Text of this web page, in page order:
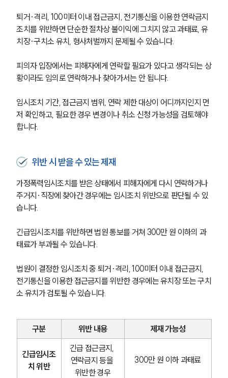
그룹소개
글로벌 파트너 로펌
고객의 소리
통합검색
AI대륜
형사 주요 업무사례
사례분석/최신동향
법률지식인
형사소송·상담후기
형사그룹 업무
전체
퇴거·격리, 100미터 이내 접근금지, 전기통신을 이용한 연락금지
조치를 위반하면 단순한 절차상 불이익에 그치지 않고 과태료, 유
치장·구치소 유치, 형사처벌까지 문제될 수 있습니다.
피의자 입장에서는 피해자에게 연락할 필요가 있다고 생각되는 상
황이라도 임의로 연락하거나 찾아가서는 안 됩니다.
임시조치 기간, 접근금지 범위, 연락 제한 대상이 어디까지인지 먼
저 확인하고, 필요한 경우 변경이나 취소 신청 가능성을 검토해야
합니다.
위반 시 받을 수 있는 제재
가정폭력임시조치를 받은 상태에서 피해자에게 다시 연락하거나
주거지·직장에 찾아간 경우에는 임시조치 위반으로 판단될 수 있
습니다.
긴급임시조치를 위반하면 법원 통보를 거쳐 300만 원 이하의 과
태료가 부과될 수 있습니다.
법원이 결정한 임시조치 중 퇴거·격리, 100미터 이내 접근금지,
전기통신을 이용한 접근금지를 위반한 경우에는 유치장 또는 구치
소 유치가 검토될 수 있습니다.
구분 위반 내용 제재 가능성
긴급임시조
치 위반
긴급 접근금지,
연락금지 등을
위반한 경우
300만 원 이하 과태료